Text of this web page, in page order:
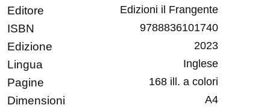
Editore Edizioni il Frangente
ISBN 9788836101740
Edizione 2023
Lingua Inglese
Pagine 168 ill. a colori
Dimensioni A4